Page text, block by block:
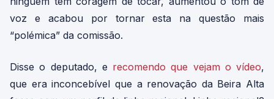
voz e acabou por tornar esta na questão mais
“polémica” da comissão.
Disse o deputado, e recomendo que vejam o vídeo,
que era inconcebível que a renovação da Beira Alta